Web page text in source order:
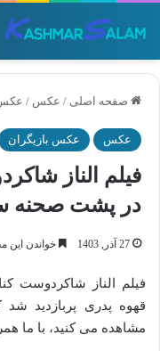
صفحه اصلی / عکس / عکس
عکس عکس بازیگران
فیلم الناز
در پشت صحنه
27 آذر, 1403 خواندن این مطلب 3 دقیقه
فیلم الناز شاکردوست
قهوه پدری پربازدید
مشاهده می کنید، با ما